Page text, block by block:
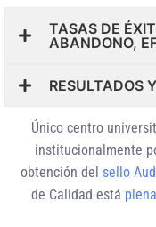
TASAS DE
ABANDONO,
RESULTADOS
Único centro
institucionalmente
obtención del sello
de Calidad está